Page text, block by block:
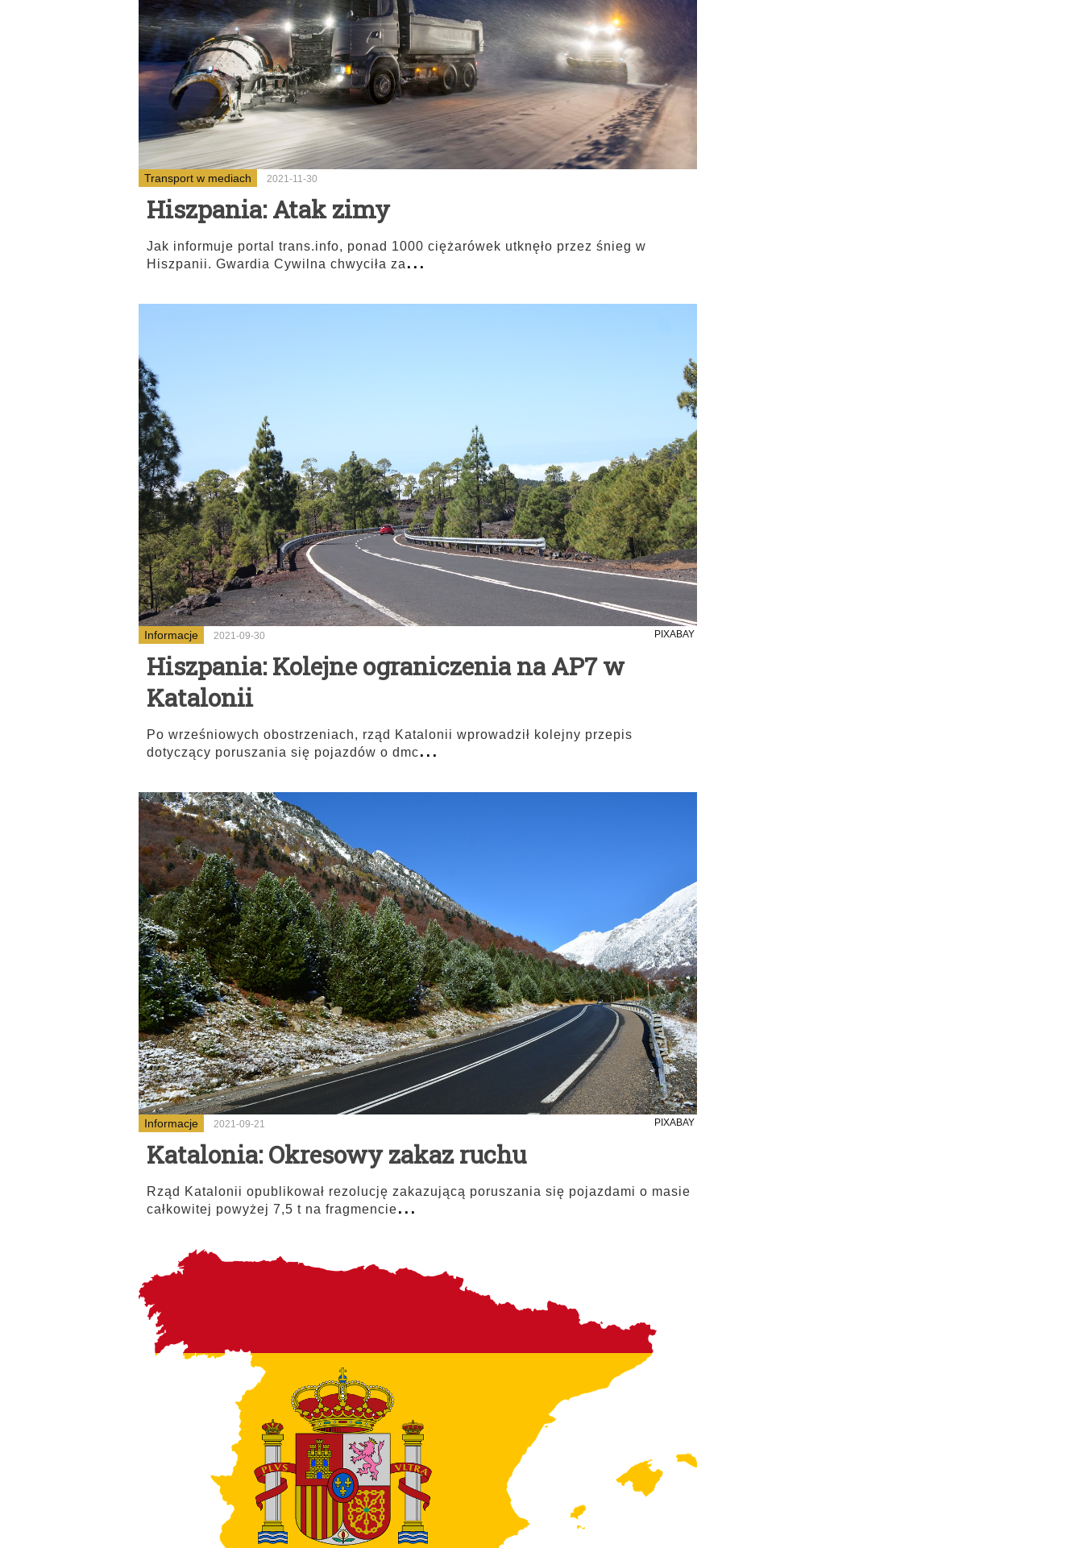
Transport w mediach 2021-11-30
Hiszpania: Atak zimy
Jak informuje portal trans.info, ponad 1000 ciężarówek utknęło przez śnieg w
Hiszpanii. Gwardia Cywilna chwyciła za ...
Informacje 2021-09-30 PIXABAY
Hiszpania: Kolejne ograniczenia na AP7 w
Katalonii
Po wrześniowych obostrzeniach, rząd Katalonii wprowadził kolejny przepis
dotyczący poruszania się pojazdów o dmc...
Informacje 2021-09-21 PIXABAY
Katalonia: Okresowy zakaz ruchu
Rząd Katalonii opublikował rezolucję zakazującą poruszania się pojazdami o masie
całkowitej powyżej 7,5 t na fragmencie...